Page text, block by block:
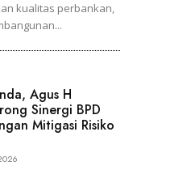
kualitas perbankan,
Agus H
Sinergi BPD
Mitigasi Risiko